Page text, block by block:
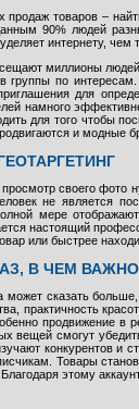
продаж товаров –
90% людей
интернету, чем
миллионы
группы по
для
намного
для того чтобы
и модные
просмотр своего фото
не является
мере
настоящий
или быстрее
В ЧЕМ
может сказать
практичность
продвижение
вещей смогут
конкурентов и
Товары
этому